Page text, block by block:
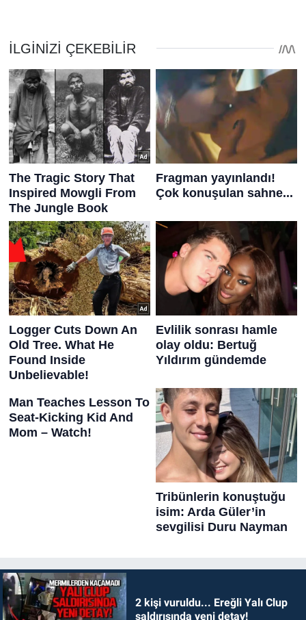
2 kişi vuruldu... Ereğli Yalı Clup
saldırısında yeni detay!